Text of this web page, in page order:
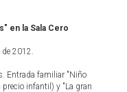
en la Sala Cero
2012.
Entrada familiar "Niño
infantil) y "La gran